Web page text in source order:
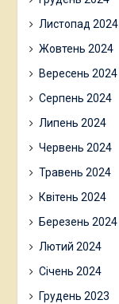
Листопад 2024
Жовтень 2024
Вересень 2024
Серпень 2024
Липень 2024
Червень 2024
Травень 2024
Квітень 2024
Березень 2024
Лютий 2024
Січень 2024
Грудень 2023